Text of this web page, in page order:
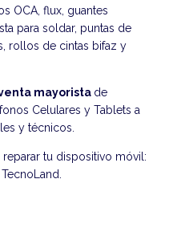
OCA, flux, guantes
para soldar, puntas de
rollos de cintas bifaz y
mayorista de
Celulares y Tablets a
y técnicos.
tu dispositivo móvil:
TecnoLand